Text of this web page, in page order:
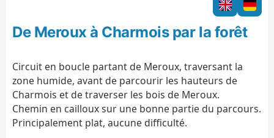
o
r
l
a
De Meroux à Charmois par la forêt
Circuit en boucle partant de Meroux, traversant la
zone humide, avant de parcourir les hauteurs de
Charmois et de traverser les bois de Meroux.
Chemin en cailloux sur une bonne partie du parcours.
Principalement plat, aucune difficulté.